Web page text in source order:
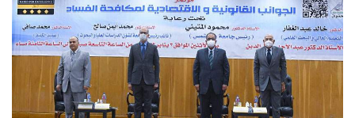
هيئة التدريس
الدراسات العليا
الخريجين